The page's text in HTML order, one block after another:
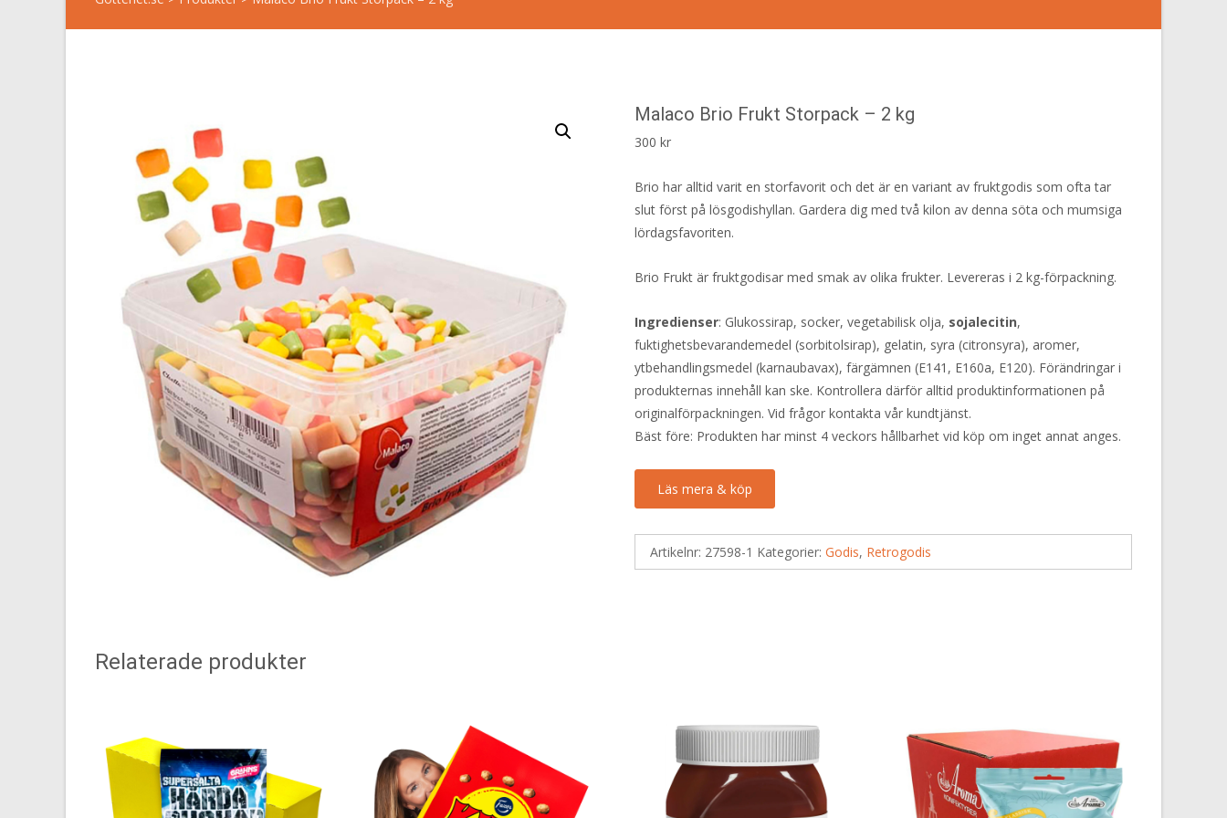
Malaco Brio Frukt Storpack – 2 kg
300 kr
Brio har alltid varit en storfavorit och det är en variant av fruktgodis som ofta tar
slut först på lösgodishyllan. Gardera dig med två kilon av denna söta och mumsiga
lördagsfavoriten.
Brio Frukt är fruktgodisar med smak av olika frukter. Levereras i 2 kg-förpackning.
Ingredienser: Glukossirap, socker, vegetabilisk olja, sojalecitin,
fuktighetsbevarandemedel (sorbitolsirap), gelatin, syra (citronsyra), aromer,
ytbehandlingsmedel (karnaubavax), färgämnen (E141, E160a, E120). Förändringar i
produkternas innehåll kan ske. Kontrollera därför alltid produktinformationen på
originalförpackningen. Vid frågor kontakta vår kundtjänst.
Bäst före: Produkten har minst 4 veckors hållbarhet vid köp om inget annat anges.
Läs mera & köp
Artikelnr: 27598-1 Kategorier: Godis, Retrogodis
Relaterade produkter